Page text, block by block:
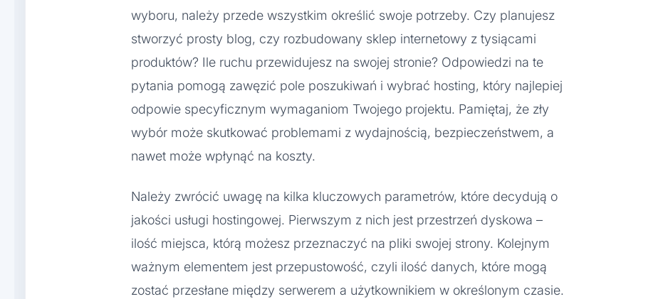
wyboru, należy przede wszystkim określić swoje potrzeby. Czy planujesz
stworzyć prosty blog, czy rozbudowany sklep internetowy z tysiącami
produktów? Ile ruchu przewidujesz na swojej stronie? Odpowiedzi na te
pytania pomogą zawęzić pole poszukiwań i wybrać hosting, który najlepiej
odpowie specyficznym wymaganiom Twojego projektu. Pamiętaj, że zły
wybór może skutkować problemami z wydajnością, bezpieczeństwem, a
nawet może wpłynąć na koszty.
Należy zwrócić uwagę na kilka kluczowych parametrów, które decydują o
jakości usługi hostingowej. Pierwszym z nich jest przestrzeń dyskowa –
ilość miejsca, którą możesz przeznaczyć na pliki swojej strony. Kolejnym
ważnym elementem jest przepustowość, czyli ilość danych, które mogą
zostać przesłane między serwerem a użytkownikiem w określonym czasie.